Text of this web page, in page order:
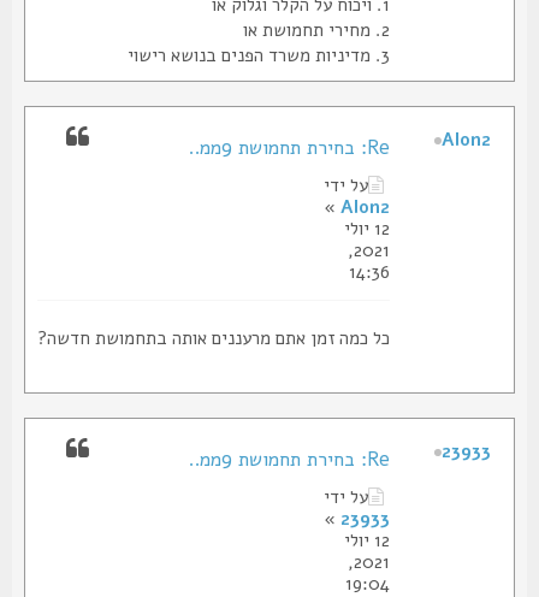
על ידי
Alon2
»
12 יולי
2021,
14:36
כל כמה זמן אתם מרעננים אותה בתחמושת חדשה?
Alon2
על ידי
23933
»
12 יולי
2021,
19:04
23933